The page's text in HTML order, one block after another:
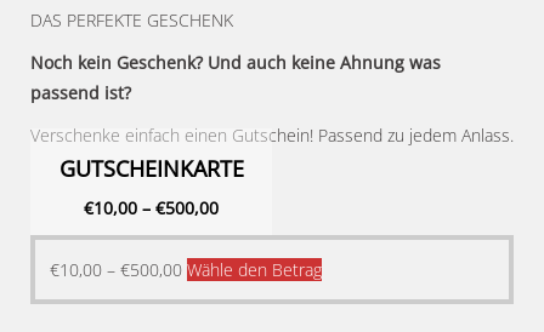
DAS PERFEKTE GESCHENK
Noch kein Geschenk? Und auch keine Ahnung was
passend ist?
Verschenke einfach einen Gutschein! Passend zu jedem Anlass.
GUTSCHEINKARTE
€10,00 – €500,00
€10,00 – €500,00 Wähle den BetragDieses
Produkt